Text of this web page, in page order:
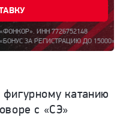
ИНН 7726752148
РЕГИСТРАЦИЮ ДО 15000».
катанию
с «СЭ»